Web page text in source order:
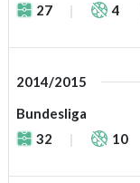
27
4
2014/2015
Bundesliga
32
10